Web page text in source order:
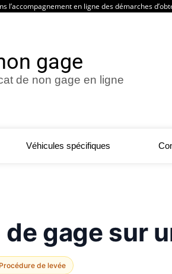
l’accompagnement en ligne des démarches
gage
de non gage en ligne
Véhicules spécifiques
de gage sur
Procédure de levée